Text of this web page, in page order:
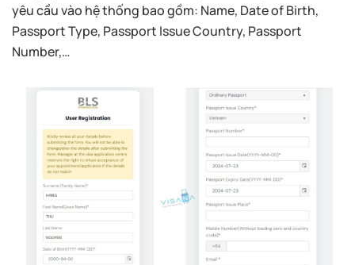
yêu cầu vào hệ thống bao gồm: Name, Date of Birth,
Passport Type, Passport Issue Country, Passport
Number,…